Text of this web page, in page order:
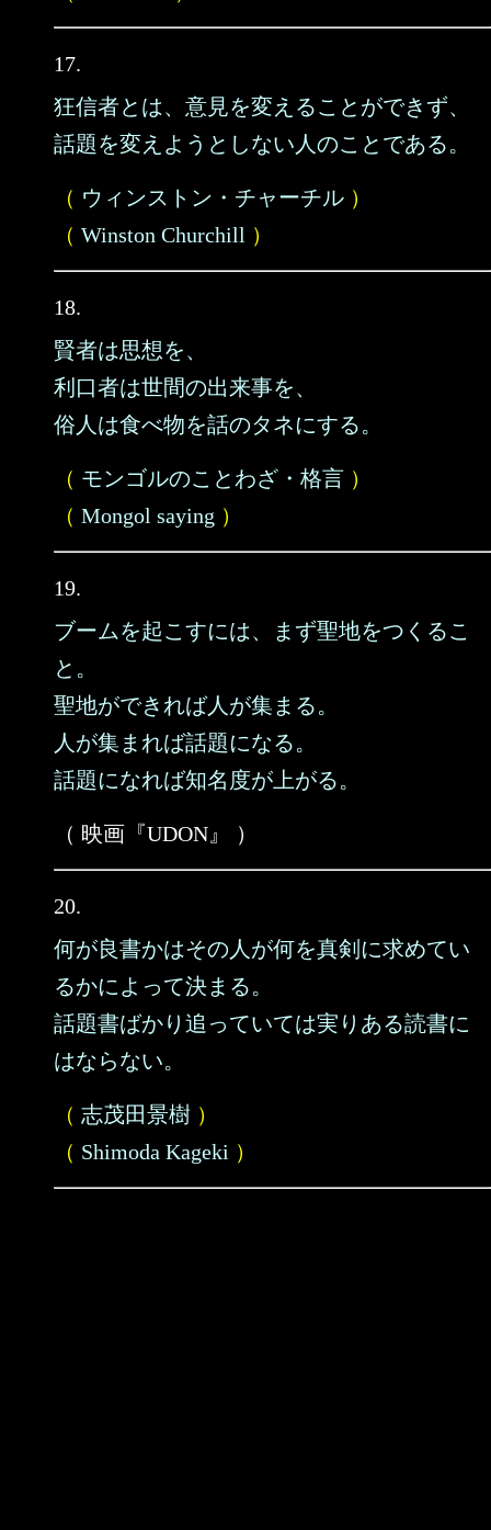
17.
狂信者とは、意見を変えることができず、
話題を変えようとしない人のことである。
（ ウィンストン・チャーチル ）
（ Winston Churchill ）
18.
賢者は思想を、
利口者は世間の出来事を、
俗人は食べ物を話のタネにする。
（ モンゴルのことわざ・格言 ）
（ Mongol saying ）
19.
ブームを起こすには、まず聖地をつくるこ
と。
聖地ができれば人が集まる。
人が集まれば話題になる。
話題になれば知名度が上がる。
（ 映画『UDON』 ）
20.
何が良書かはその人が何を真剣に求めてい
るかによって決まる。
話題書ばかり追っていては実りある読書に
はならない。
（ 志茂田景樹 ）
（ Shimoda Kageki ）